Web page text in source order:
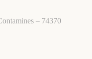
– 74370